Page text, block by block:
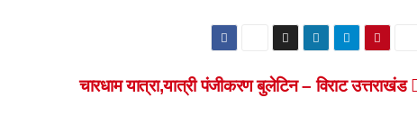
चारधाम यात्रा,यात्री पंजीकरण बुलेटिन – विराट उत्तराखंड